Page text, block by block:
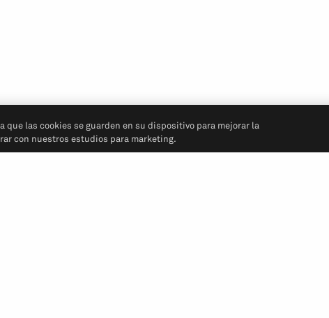
que las cookies se guarden en su dispositivo para mejorar la
con nuestros estudios para marketing.